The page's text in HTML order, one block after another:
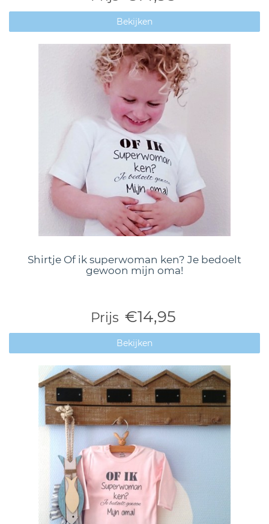
Bekijken
Shirtje Of ik superwoman ken? Je bedoelt
gewoon mijn oma!
Prijs €14,95
Bekijken